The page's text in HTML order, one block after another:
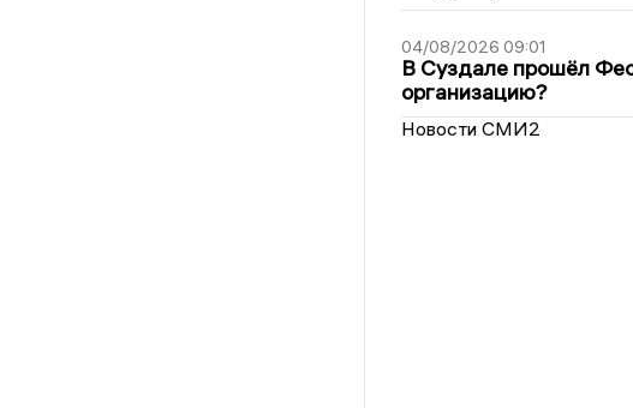
04/08/2026 09:01
В Суздале прошёл
организацию?
Новости СМИ2